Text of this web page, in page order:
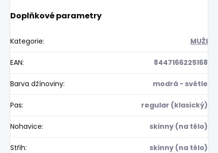
Doplňkové parametry
Kategorie: MUŽI
EAN: 8447166225168
Barva džínoviny: modrá - světle
Pas: regular (klasický)
Nohavice: skinny (na tělo)
Střih: skinny (na tělo)